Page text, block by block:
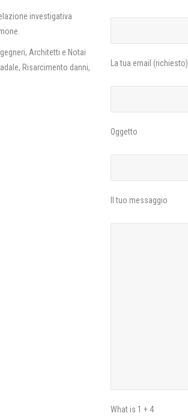
investigativa
Architetti e Notai
Risarcimento danni,
La tua email (richiesto)
Oggetto
Il tuo messaggio
What is 1 +4